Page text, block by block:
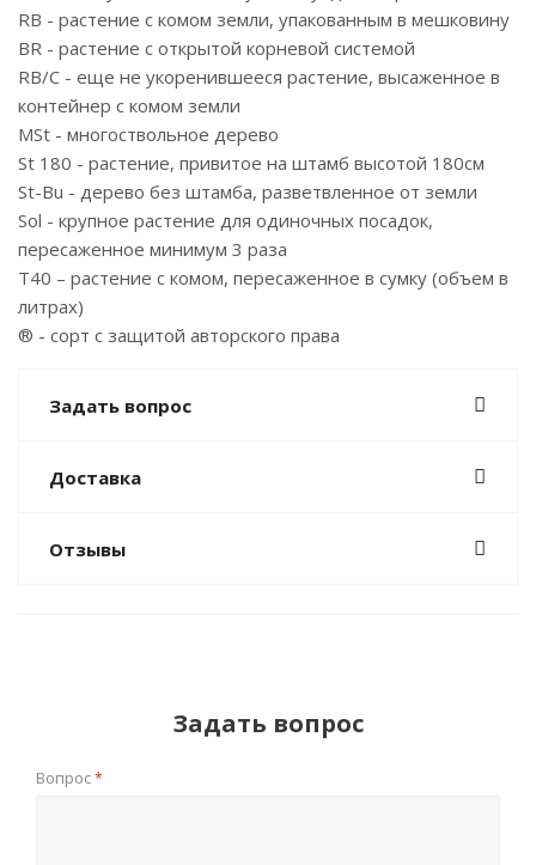
RB - растение с комом земли, упакованным в мешковину
BR - растение с открытой корневой системой
RB/C - еще не укоренившееся растение, высаженное в
контейнер с комом земли
MSt - многоствольное дерево
St 180 - растение, привитое на штамб высотой 180см
St-Bu - дерево без штамба, разветвленное от земли
Sol - крупное растение для одиночных посадок,
пересаженное минимум 3 раза
T40 – растение с комом, пересаженное в сумку (объем в
литрах)
® - сорт с защитой авторского права
Задать вопрос
Доставка
Отзывы
Задать вопрос
Вопрос*